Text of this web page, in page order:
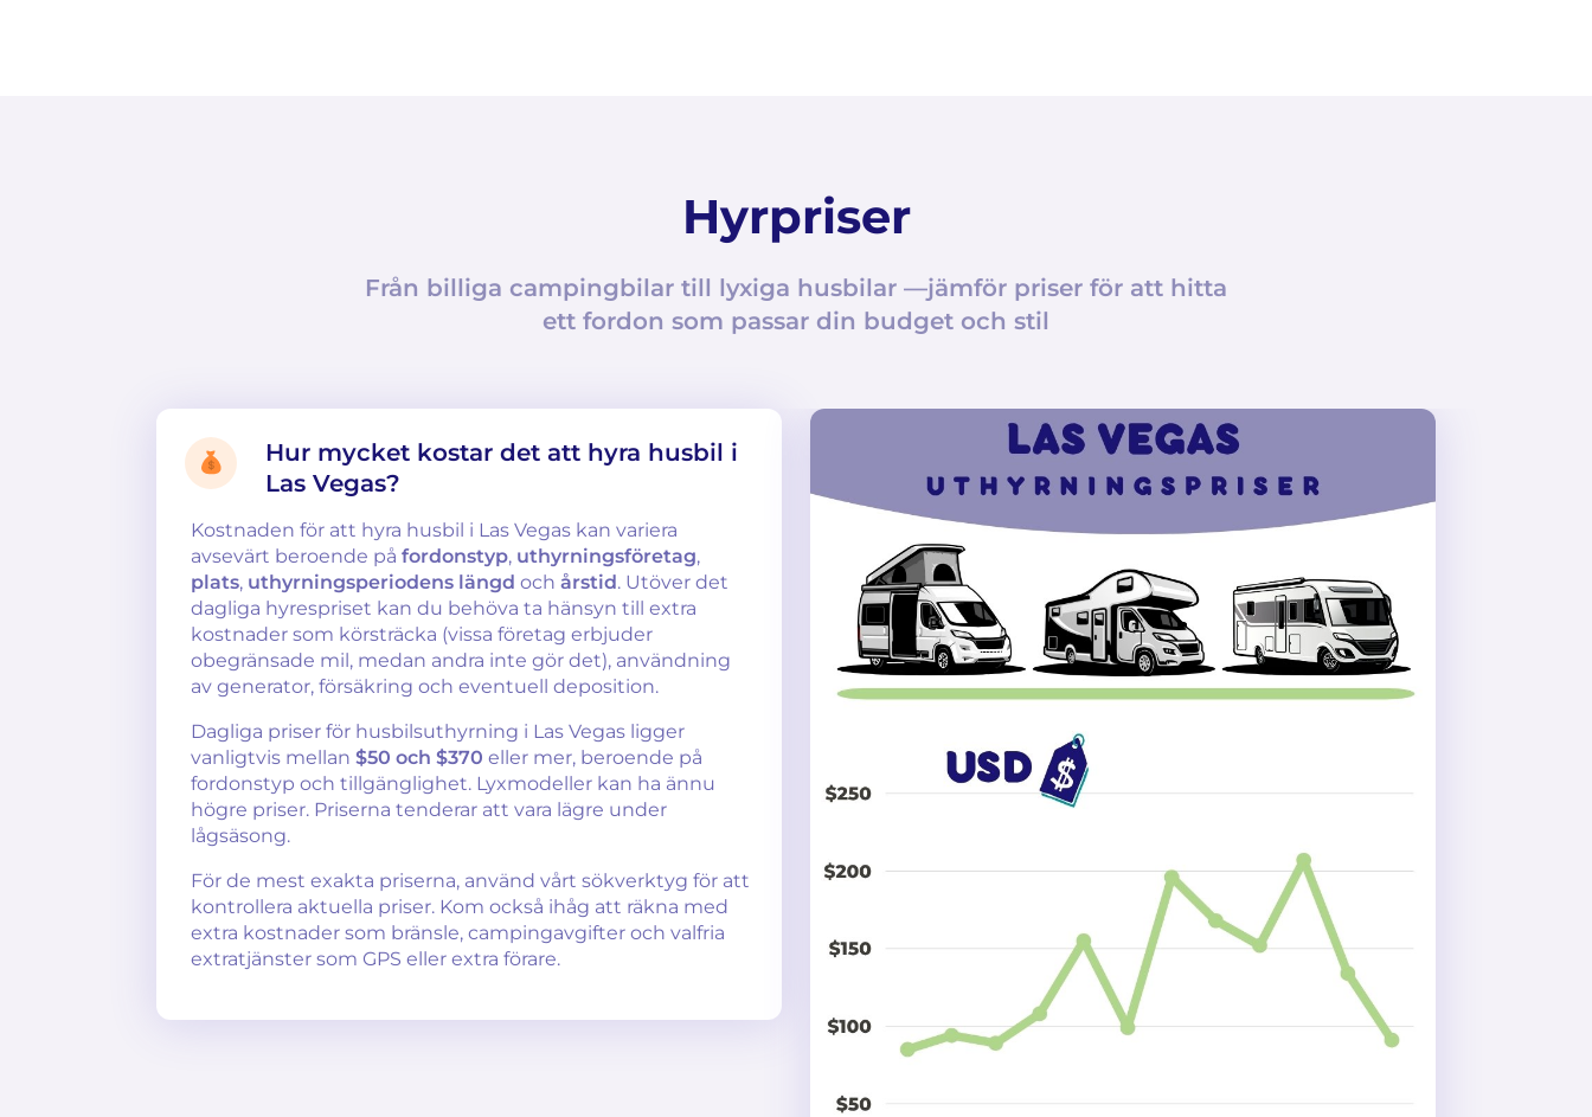
Hyrpriser
Från billiga campingbilar till lyxiga husbilar —jämför priser för att hitta
ett fordon som passar din budget och stil
Hur mycket kostar det att hyra husbil i
Las Vegas?
Kostnaden för att hyra husbil i Las Vegas kan variera
avsevärt beroende på fordonstyp, uthyrningsföretag,
plats, uthyrningsperiodens längd och årstid . Utöver det
dagliga hyrespriset kan du behöva ta hänsyn till extra
kostnader som körsträcka (vissa företag erbjuder
obegränsade mil, medan andra inte gör det), användning
av generator, försäkring och eventuell deposition.
Dagliga priser för husbilsuthyrning i Las Vegas ligger
vanligtvis mellan $50 och $370 eller mer, beroende på
fordonstyp och tillgänglighet. Lyxmodeller kan ha ännu
högre priser. Priserna tenderar att vara lägre under
lågsäsong.
För de mest exakta priserna, använd vårt sökverktyg för att
kontrollera aktuella priser. Kom också ihåg att räkna med
extra kostnader som bränsle, campingavgifter och valfria
extratjänster som GPS eller extra förare.